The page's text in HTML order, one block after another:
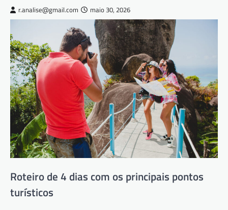
r.analise@gmail.com maio 30, 2026
Roteiro de 4 dias com os principais pontos
turísticos